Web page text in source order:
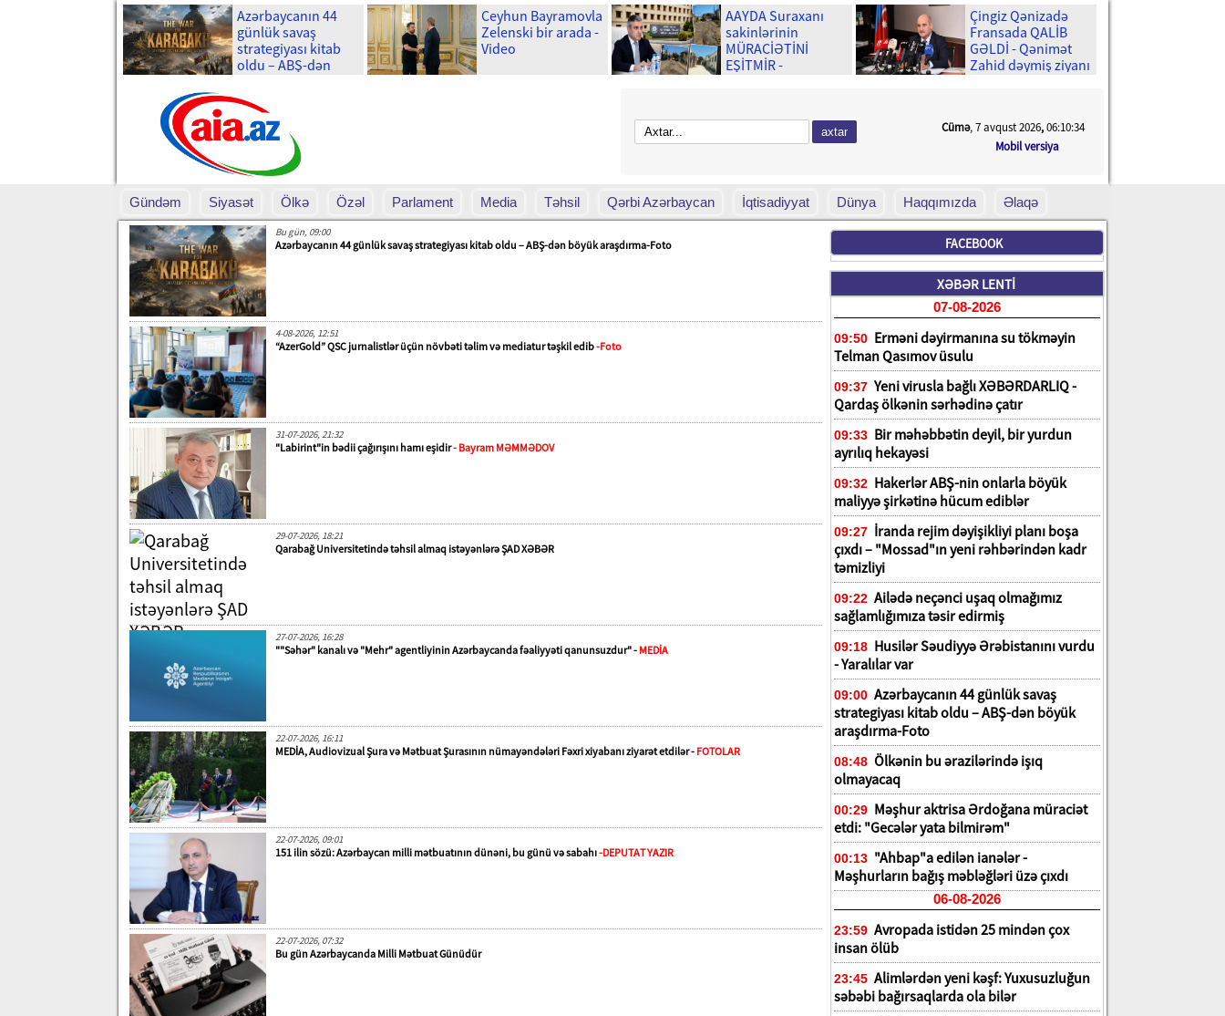
Azərbaycanın 44
günlük savaş
strategiyası kitab
oldu – ABŞ-dən
Foto
Ceyhun Bayramovla
Zelenski bir arada -
Video
AAYDA Suraxanı
sakinlərinin
MÜRACİƏTİNİ
EŞİTMİR -
Çingiz Qənizadə
Fransada QALİB
GƏLDİ - Qənimət
Zahid dəymiş ziyanı
Mobil versiya
Cümə, 7 avqust 2026,06:10:35
Gündəm Siyasət Ölkə Özəl Parlament Media Təhsil Qərbi Azərbaycan İqtisadiyyat Dünya Haqqımızda Əlaqə
Bu gün, 09:00
Azərbaycanın 44 günlük savaş strategiyası kitab oldu – ABŞ-dən böyük araşdırma-Foto
4-08-2026, 12:51
“AzerGold” QSC jurnalistlər üçün növbəti təlim və mediatur təşkil edib-Foto
31-07-2026, 21:32
"Labirint"in bədii çağırışını hamı eşidir- Bayram MƏMMƏDOV
29-07-2026, 18:21
Qarabağ Universitetində təhsil almaq istəyənlərə ŞAD XƏBƏR
27-07-2026, 16:28
""Səhər" kanalı və "Mehr" agentliyinin Azərbaycanda fəaliyyəti qanunsuzdur" - MEDİA
22-07-2026, 16:11
MEDİA, Audiovizual Şura və Mətbuat Şurasının nümayəndələri Fəxri xiyabanı ziyarət etdilər - FOTOLAR
22-07-2026, 09:01
151 ilin sözü: Azərbaycan milli mətbuatının dünəni, bu günü və sabahı-DEPUTAT YAZIR
22-07-2026, 07:32
Bu gün Azərbaycanda Milli Mətbuat Günüdür
FACEBOOK
XƏBƏR LENTİ
07-08-2026
09:50 Erməni dəyirmanına su tökməyin
Telman Qasımov üsulu
09:37 Yeni virusla bağlı XƏBƏRDARLIQ -
Qardaş ölkənin sərhədinə çatır
09:33 Bir məhəbbətin deyil, bir yurdun
ayrılıq hekayəsi
09:32 Hakerlər ABŞ-nin onlarla böyük
maliyyə şirkətinə hücum ediblər
09:27 İranda rejim dəyişikliyi planı boşa
çıxdı – "Mossad"ın yeni rəhbərindən kadr
təmizliyi
09:22 Ailədə neçənci uşaq olmağımız
sağlamlığımıza təsir edirmiş
09:18 Husilər Səudiyyə Ərəbistanını vurdu
- Yaralılar var
09:00 Azərbaycanın 44 günlük savaş
strategiyası kitab oldu – ABŞ-dən böyük
araşdırma-Foto
08:48 Ölkənin bu ərazilərində işıq
olmayacaq
00:29 Məşhur aktrisa Ərdoğana müraciət
etdi: "Gecələr yata bilmirəm"
00:13 "Ahbap"a edilən ianələr -
Məşhurların bağış məbləğləri üzə çıxdı
06-08-2026
23:59 Avropada istidən 25 mindən çox
insan ölüb
23:45 Alimlərdən yeni kəşf: Yuxusuzluğun
səbəbi bağırsaqlarda ola bilər